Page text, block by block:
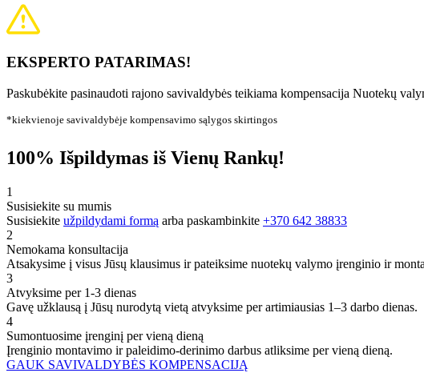
EKSPERTO PATARIMAS!
Paskubėkite pasinaudoti rajono savivaldybės teikiama kompensacija Nuotekų
*kiekvienoje savivaldybėje kompensavimo sąlygos skirtingos
100% Išpildymas iš Vienų Rankų!
1
Susisiekite su mumis
Susisiekite užpildydami formą arba paskambinkite +370 642 38833
2
Nemokama konsultacija
Atsakysime į visus Jūsų klausimus ir pateiksime nuotekų valymo įrenginio ir
3
Atvyksime per 1-3 dienas
Gavę užklausą į Jūsų nurodytą vietą atvyksime per artimiausias 1–3 darbo dienas.
4
Sumontuosime įrenginį per vieną dieną
Įrenginio montavimo ir paleidimo-derinimo darbus atliksime per vieną dieną.
GAUK SAVIVALDYBĖS KOMPENSACIJĄ